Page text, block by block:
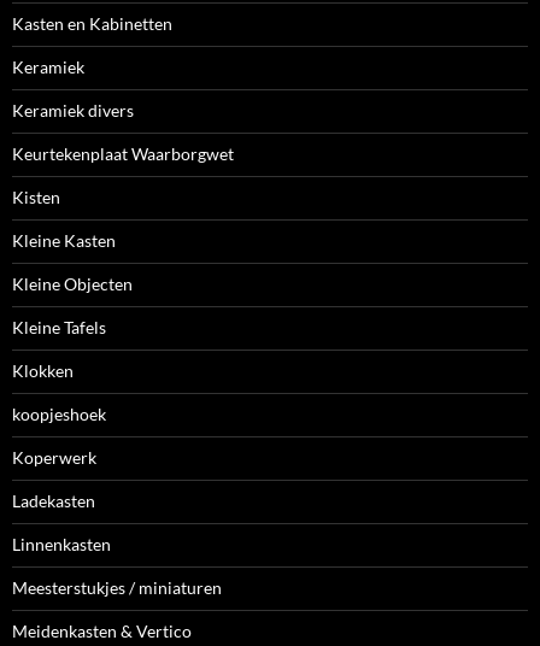
Kasten en Kabinetten
Keramiek
Keramiek divers
Keurtekenplaat Waarborgwet
Kisten
Kleine Kasten
Kleine Objecten
Kleine Tafels
Klokken
koopjeshoek
Koperwerk
Ladekasten
Linnenkasten
Meesterstukjes / miniaturen
Meidenkasten & Vertico